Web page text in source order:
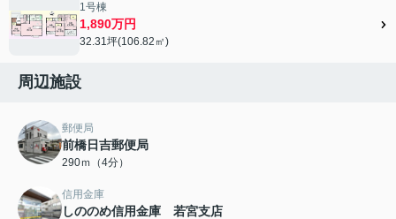
1号棟
1,890万円
32.31坪(106.82㎡)
周辺施設
郵便局
前橋日吉郵便局
290ｍ（4分）
信用金庫
しののめ信用金庫 若宮支店